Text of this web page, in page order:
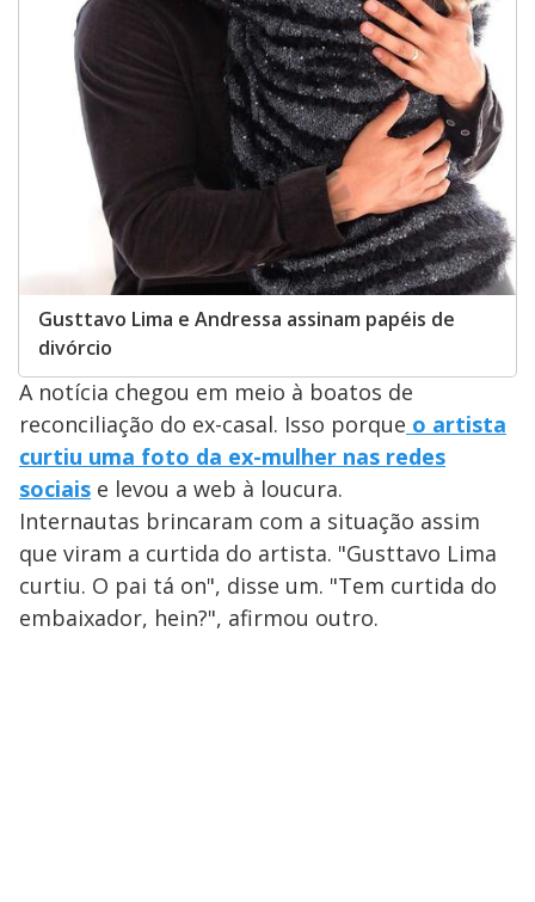
Gusttavo Lima e Andressa assinam papéis de
divórcio
A notícia chegou em meio à boatos de
reconciliação do ex-casal. Isso porque o artista
curtiu uma foto da ex-mulher nas redes
sociais e levou a web à loucura.
Internautas brincaram com a situação assim
que viram a curtida do artista. "Gusttavo Lima
curtiu. O pai tá on", disse um. "Tem curtida do
embaixador, hein?", afirmou outro.